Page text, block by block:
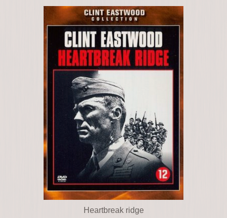
Heartbreak ridge